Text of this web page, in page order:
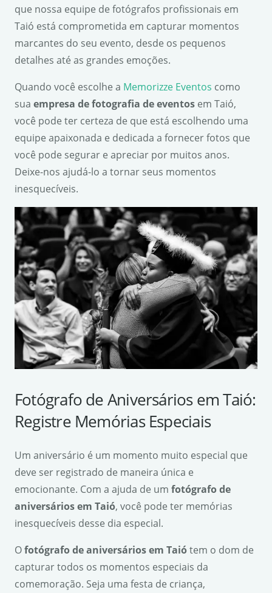
que nossa equipe de fotógrafos profissionais em
Taió está comprometida em capturar momentos
marcantes do seu evento, desde os pequenos
detalhes até as grandes emoções.
Quando você escolhe a Memorizze Eventos como
sua empresa de fotografia de eventos em Taió,
você pode ter certeza de que está escolhendo uma
equipe apaixonada e dedicada a fornecer fotos que
você pode segurar e apreciar por muitos anos.
Deixe-nos ajudá-lo a tornar seus momentos
inesquecíveis.
Fotógrafo de Aniversários em Taió:
Registre Memórias Especiais
Um aniversário é um momento muito especial que
deve ser registrado de maneira única e
emocionante. Com a ajuda de um fotógrafo de
aniversários em Taió, você pode ter memórias
inesquecíveis desse dia especial.
Ofotógrafo de aniversários em Taiótem o dom de
capturar todos os momentos especiais da
comemoração. Seja uma festa de criança,